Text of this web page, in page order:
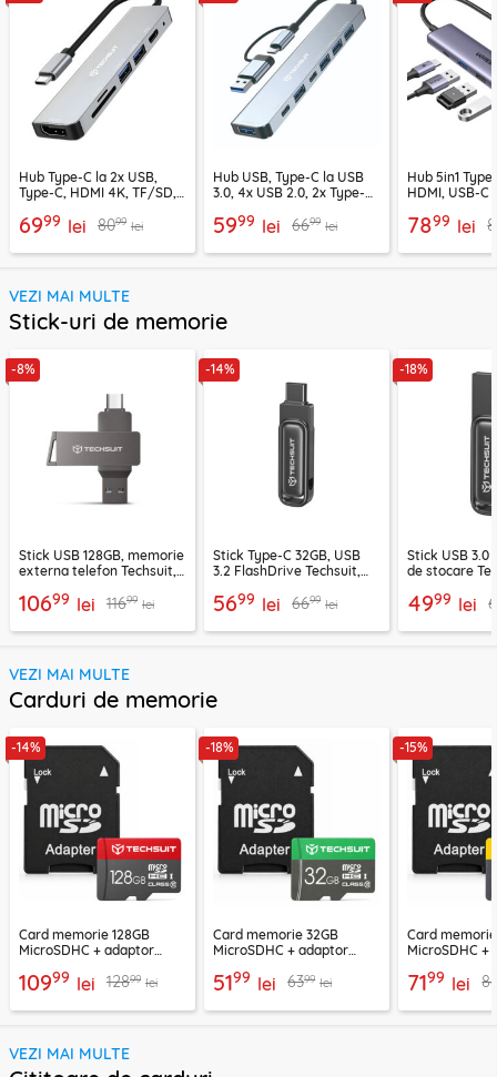
Hub Type-C la 2x USB,
Type-C, HDMI 4K, TF/SD,
6999 lei 8099 lei
Hub USB, Type-C la USB
3.0, 4x USB 2.0, 2x Type-C
5999 lei 6699 lei
Hub 5in1
HDMI, USB-C
7899 lei
VEZI MAI MULTE
Stick-uri de memorie
-8%
Stick USB 128GB, memorie
externa telefon Techsuit,
10699 lei 11699 lei
-14%
Stick Type-C 32GB, USB
3.2 FlashDrive Techsuit,
5699 lei 6699 lei
-18%
Stick USB 3.0
de stocare
4999 lei
VEZI MAI MULTE
Carduri de memorie
-14%
Card memorie 128GB
MicroSDHC + adaptor
10999 lei 12899 lei
-18%
Card memorie 32GB
MicroSDHC + adaptor
5199 lei 6399 lei
-15%
Card
MicroSDHC +
7199 lei
VEZI MAI MULTE